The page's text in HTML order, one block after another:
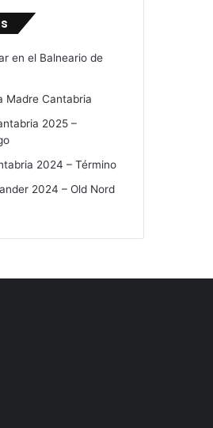
en el Balneario de
Madre Cantabria
2025 –
2024 – Término
2024 – Old Nord